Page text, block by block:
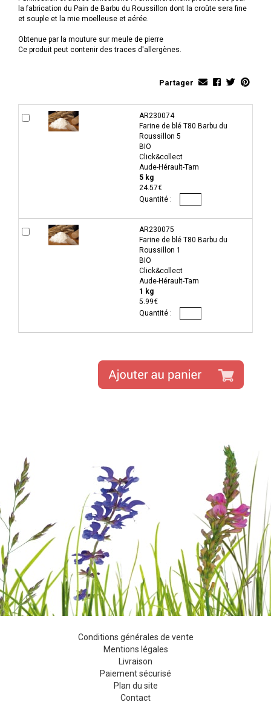
la fabrication du Pain de Barbu du Roussillon dont la croûte sera fine
et souple et la mie moelleuse et aérée.
Obtenue par la mouture sur meule de pierre
Ce produit peut contenir des traces d'allergènes.
Partager
AR230074
Farine de blé T80 Barbu du
Roussillon 5
BIO
Click&collect
Aude-Hérault-Tarn
5 kg
24.57€
AR230075
Farine de blé T80 Barbu du
Roussillon 1
BIO
Click&collect
Aude-Hérault-Tarn
1 kg
5.99€
Conditions générales de vente
Mentions légales
Livraison
Paiement sécurisé
Plan du site
Contact